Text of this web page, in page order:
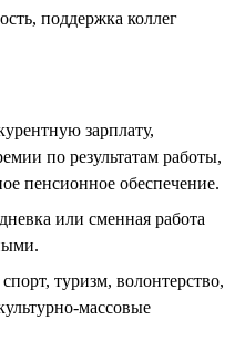
поддержка коллег
зарплату,
по результатам работы,
пенсионное обеспечение.
или сменная работа
туризм, волонтерство,
массовые